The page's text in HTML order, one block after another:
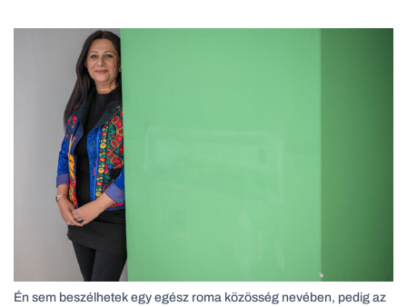
Én sem beszélhetek egy egész roma közösség nevében, pedig az